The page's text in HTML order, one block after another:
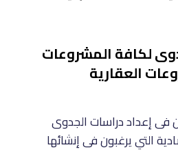
لكافة المشروعات
العقارية
فى إعداد دراسات الجدوى
التي يرغبون فى إنشائها